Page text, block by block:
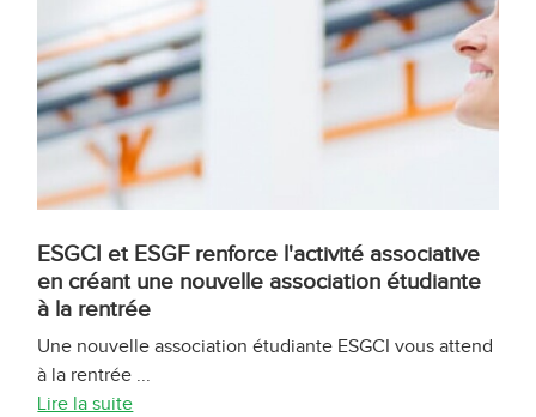
ESGCI et ESGF renforce l'activité associative
en créant une nouvelle association étudiante
à la rentrée
Une nouvelle association étudiante ESGCI vous attend
à la rentrée ...
Lire la suite